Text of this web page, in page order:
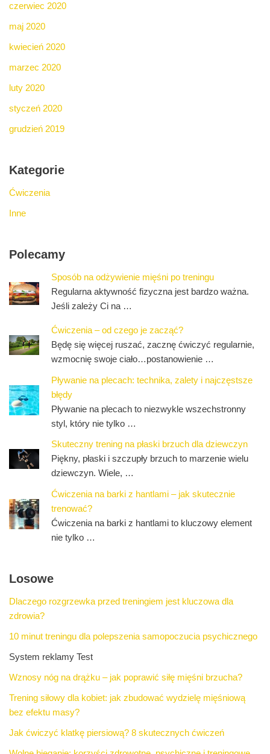
czerwiec 2020
maj 2020
kwiecień 2020
marzec 2020
luty 2020
styczeń 2020
grudzień 2019
Kategorie
Ćwiczenia
Inne
Polecamy
Sposób na odżywienie mięśni po treningu
Regularna aktywność fizyczna jest bardzo ważna.
Jeśli zależy Ci na …
Ćwiczenia – od czego je zacząć?
Będę się więcej ruszać, zacznę ćwiczyć regularnie,
wzmocnię swoje ciało…postanowienie …
Pływanie na plecach: technika, zalety i najczęstsze
błędy
Pływanie na plecach to niezwykle wszechstronny
styl, który nie tylko …
Skuteczny trening na płaski brzuch dla dziewczyn
Piękny, płaski i szczupły brzuch to marzenie wielu
dziewczyn. Wiele, …
Ćwiczenia na barki z hantlami – jak skutecznie
trenować?
Ćwiczenia na barki z hantlami to kluczowy element
nie tylko …
Losowe
Dlaczego rozgrzewka przed treningiem jest kluczowa dla
zdrowia?
10 minut treningu dla polepszenia samopoczucia psychicznego
System reklamy Test
Wznosy nóg na drążku – jak poprawić siłę mięśni brzucha?
Trening siłowy dla kobiet: jak zbudować wydzielę mięśniową
bez efektu masy?
Jak ćwiczyć klatkę piersiową? 8 skutecznych ćwiczeń